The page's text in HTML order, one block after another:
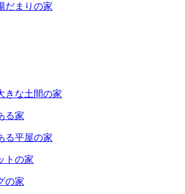
だまりの家
きな土間の家
る家
る平屋の家
トの家
の家